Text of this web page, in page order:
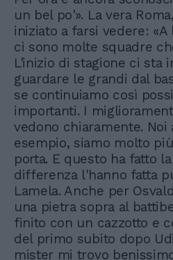
un bel po'». La vera
iniziato a farsi vedere:
ci sono molte squadre
L'inizio di stagione ci sta
guardare le grandi dal
se continuiamo così
importanti. I
vedono chiaramente. Noi
esempio, siamo molto
porta. E questo ha fatto
differenza l'hanno fatta
Lamela. Anche per
una pietra sopra al
finito con un cazzotto e
del primo subito dopo
mister mi trovo